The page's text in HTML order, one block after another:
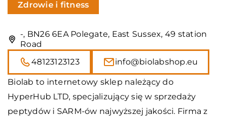
Zdrowie i fitness
-, BN26 6EA Polegate, East Sussex, 49 station
Road
48123123123
info@biolabshop.eu
Biolab to internetowy sklep należący do
HyperHub LTD, specjalizujący się w sprzedaży
peptydów i SARM-ów najwyższej jakości. Firma z